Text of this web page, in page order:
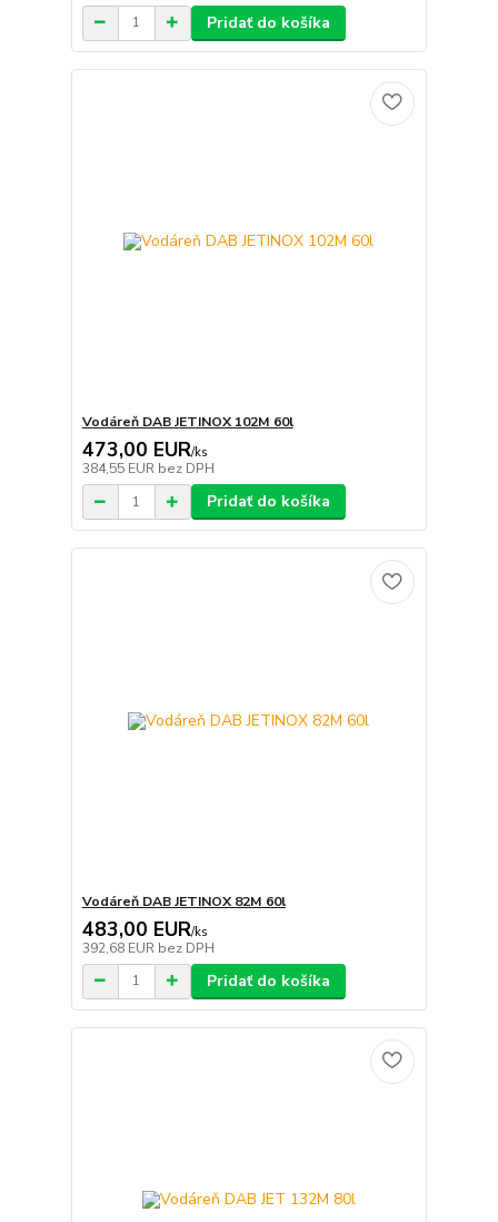
Pridať do košíka
Vodáreň DAB JETINOX 102M 60l
473,00 EUR/ks
384,55 EUR bez DPH
Pridať do košíka
Vodáreň DAB JETINOX 82M 60l
483,00 EUR/ks
392,68 EUR bez DPH
Pridať do košíka